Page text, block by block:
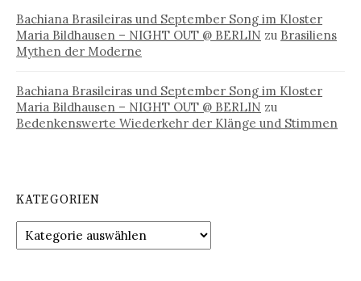
Bachiana Brasileiras und September Song im Kloster
Maria Bildhausen – NIGHT OUT @ BERLIN zu Brasiliens
Mythen der Moderne
Bachiana Brasileiras und September Song im Kloster
Maria Bildhausen – NIGHT OUT @ BERLIN zu
Bedenkenswerte Wiederkehr der Klänge und Stimmen
KATEGORIEN
Kategorien